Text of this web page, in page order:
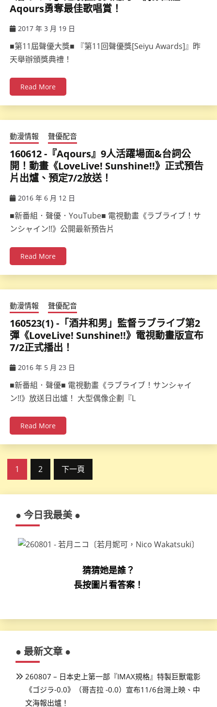
Aqours勇奪最佳歌唱賞！
2017 年 3 月 19 日
■第11屆聲優大獎■ 『第11回聲優獎[Seiyu Awards]』昨
天舉辦頒獎典禮！
Read More
動漫情報 聲優配音
160612 -『Aqours』9人活躍場面&台詞公
開！動畫《LoveLive! Sunshine!!》正式預告
片出爐、預定7/2放送！
2016 年 6 月 12 日
■新番組．聲優．YouTube■ 電視動畫《ラブライブ！サ
ンシャイン!!》公開最新預告片
Read More
動漫情報 聲優配音
160523(1) -「酒井和男」監督ラブライブ第2
彈《LoveLive! Sunshine!!》電視動畫版宣布
7/2正式播出！
2016 年 5 月 23 日
■新番組．聲優■ 電視動畫《ラブライブ！サンシャイ
ン!!》放送日出爐！ 大型偶像企劃『L
Read More
文
頁
1 2 下一頁
● 今日我最美 ●
猜猜她是誰？
長按圖片看答案！
● 最新文章 ●
260807 – 日本史上第一部『IMAX規格』特製巨獸電影
《ゴジラ-0.0》（哥吉拉 -0.0）宣布11/6台灣上映、中
文海報出爐！